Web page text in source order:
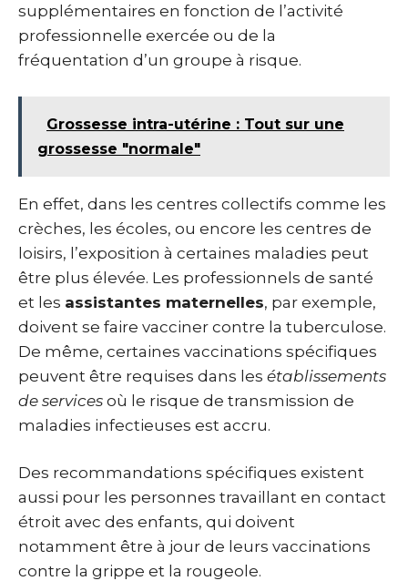
supplémentaires en fonction de l’activité
professionnelle exercée ou de la
fréquentation d’un groupe à risque.
Grossesse intra-utérine : Tout sur une
grossesse "normale"
En effet, dans les centres collectifs comme les
crèches, les écoles, ou encore les centres de
loisirs, l’exposition à certaines maladies peut
être plus élevée. Les professionnels de santé
et les assistantes maternelles, par exemple,
doivent se faire vacciner contre la tuberculose.
De même, certaines vaccinations spécifiques
peuvent être requises dans les établissements
de services où le risque de transmission de
maladies infectieuses est accru.
Des recommandations spécifiques existent
aussi pour les personnes travaillant en contact
étroit avec des enfants, qui doivent
notamment être à jour de leurs vaccinations
contre la grippe et la rougeole.